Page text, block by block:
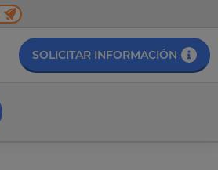
SOLICITAR INFORMACIÓN